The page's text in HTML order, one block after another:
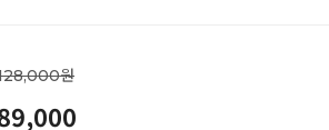
원